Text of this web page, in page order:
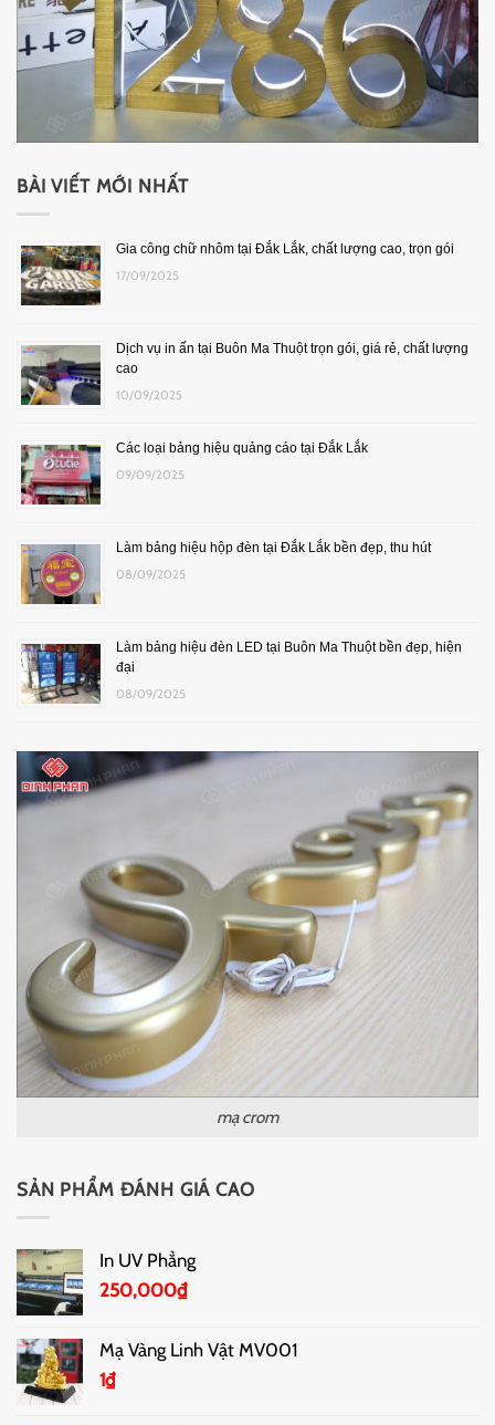
BÀI VIẾT MỚI NHẤT
Gia công chữ nhôm tại Đắk Lắk, chất lượng cao, trọn gói
17/09/2025
Dịch vụ in ấn tại Buôn Ma Thuột trọn gói, giá rẻ, chất lượng
cao
10/09/2025
Các loại bảng hiệu quảng cáo tại Đắk Lắk
09/09/2025
Làm bảng hiệu hộp đèn tại Đắk Lắk bền đẹp, thu hút
08/09/2025
Làm bảng hiệu đèn LED tại Buôn Ma Thuột bền đẹp, hiện
đại
08/09/2025
mạ crom
SẢN PHẨM ĐÁNH GIÁ CAO
In UV Phẳng
250,000₫
Mạ Vàng Linh Vật MV001
1₫